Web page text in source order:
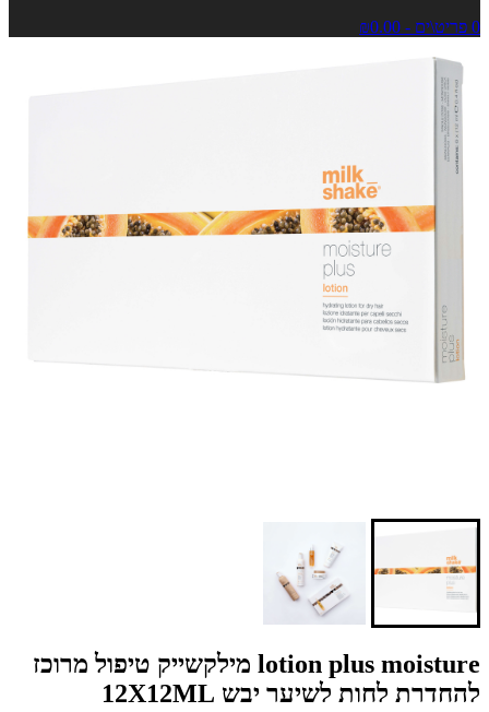
0 פריט\ים - ₪0.00
lotion plus moisture מילקשייק טיפול מרוכז
להחדרת לחות לשיער יבש 12X12ML